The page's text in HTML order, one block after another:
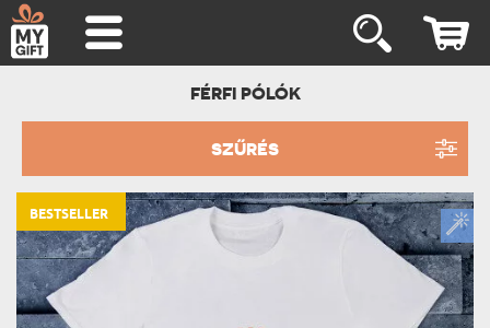
FÉRFI PÓLÓK
SZŰRÉS
BESTSELLER